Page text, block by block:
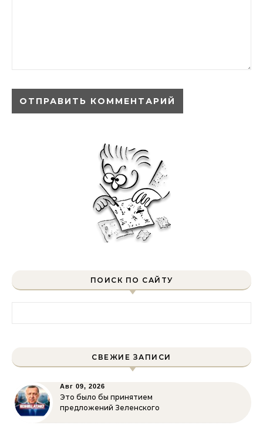
ПОИСК ПО САЙТУ
СВЕЖИЕ ЗАПИСИ
Авг 09, 2026
Это было бы принятием
предложений Зеленского